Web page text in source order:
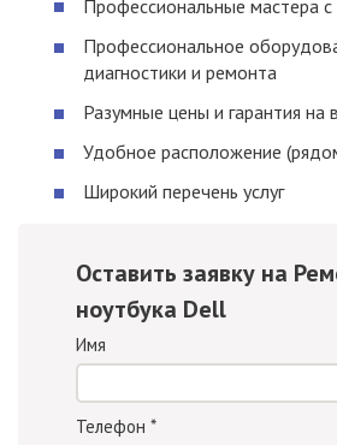
Профессиональные мастера
Профессиональное
диагностики и ремонта
Разумные цены и гарантия
Удобное расположение
Широкий перечень услуг
Оставить заявку на
ноутбука Dell
Имя
Телефон *